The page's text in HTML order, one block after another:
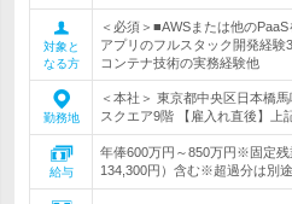
対象と
なる方
＜必須＞■AWSまたは他の
アプリのフルスタック開発経
コンテナ技術の実務経験他
勤務地
＜本社＞ 東京都中央区日本橋
スクエア9階 【雇入れ直後】上
給与
年俸600万円～850万円※固定残
134,300円）含む※超過分は別